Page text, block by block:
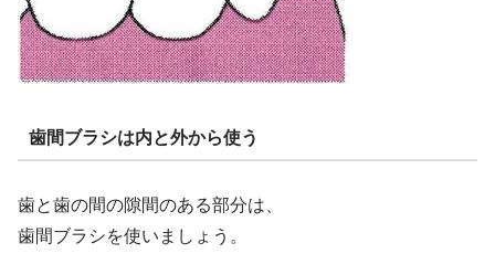
歯間ブラシは内と外から使う
歯と歯の間の隙間のある部分は、
歯間ブラシを使いましょう。